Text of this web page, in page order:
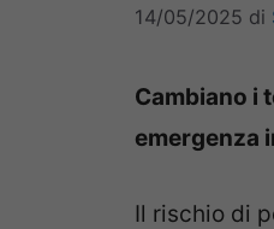
14/05/2025 di
Cambiano i
emergenza
Il rischio di